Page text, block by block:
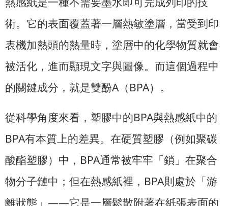
術。它的表面覆蓋著一層熱敏塗層，當受到印
表機加熱頭的熱量時，塗層中的化學物質就會
被活化，進而顯現文字與圖像。而這個過程中
的關鍵成分，就是雙酚A（BPA）。
從科學角度來看，塑膠中的BPA與熱感紙中的
BPA有本質上的差異。在硬質塑膠（例如聚碳
酸酯塑膠）中，BPA通常被牢牢「鎖」在聚合
物分子鏈中；但在熱感紙裡，BPA則處於「游
離狀態」——它是一層鬆散附著在紙張表面的